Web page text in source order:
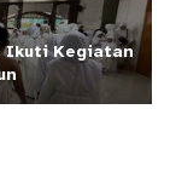
Ikuti Kegiatan